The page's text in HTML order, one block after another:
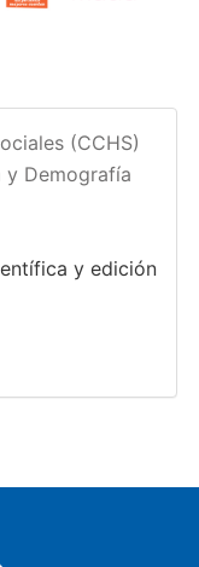
(CCHS)
y Demografía
y edición